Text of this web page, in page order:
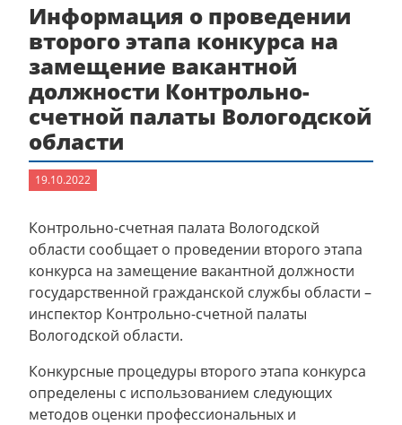
Информация о проведении
второго этапа конкурса на
замещение вакантной
должности Контрольно-
счетной палаты Вологодской
области
19.10.2022
Контрольно-счетная палата Вологодской
области сообщает о проведении второго этапа
конкурса на замещение вакантной должности
государственной гражданской службы области –
инспектор Контрольно-счетной палаты
Вологодской области.
Конкурсные процедуры второго этапа конкурса
определены с использованием следующих
методов оценки профессиональных и